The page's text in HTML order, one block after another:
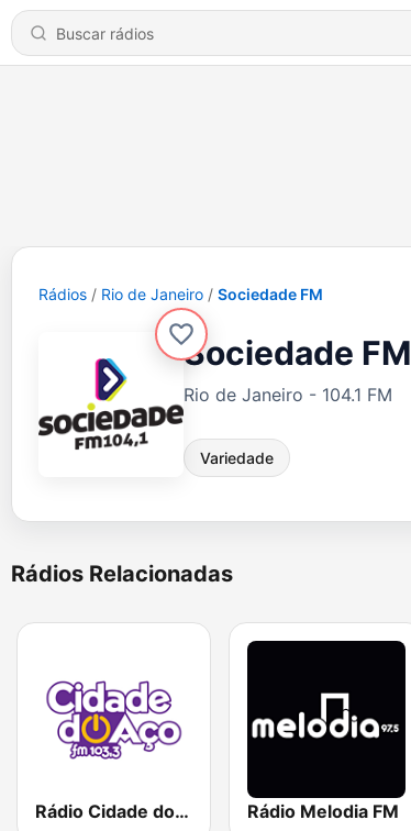
Rádios Rio de Janeiro Sociedade FM
Sociedade FM
Rio de Janeiro - 104.1 FM
Variedade
Rádios Relacionadas
Rádio Cidade do Aço Rádio Melodia FM